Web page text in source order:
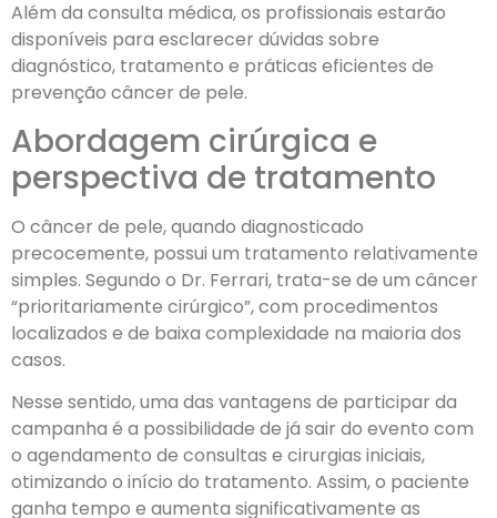
Além da consulta médica, os profissionais estarão
disponíveis para esclarecer dúvidas sobre
diagnóstico, tratamento e práticas eficientes de
prevenção câncer de pele.
Abordagem cirúrgica e
perspectiva de tratamento
O câncer de pele, quando diagnosticado
precocemente, possui um tratamento relativamente
simples. Segundo o Dr. Ferrari, trata-se de um câncer
“prioritariamente cirúrgico”, com procedimentos
localizados e de baixa complexidade na maioria dos
casos.
Nesse sentido, uma das vantagens de participar da
campanha é a possibilidade de já sair do evento com
o agendamento de consultas e cirurgias iniciais,
otimizando o início do tratamento. Assim, o paciente
ganha tempo e aumenta significativamente as